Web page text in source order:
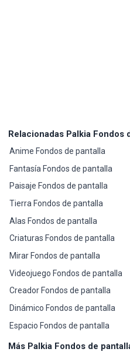
Relacionadas Palkia Fondos
Anime Fondos de pantalla
Fantasía Fondos de pantalla
Paisaje Fondos de pantalla
Tierra Fondos de pantalla
Alas Fondos de pantalla
Criaturas Fondos de pantalla
Mirar Fondos de pantalla
Videojuego Fondos de pantalla
Creador Fondos de pantalla
Dinámico Fondos de pantalla
Espacio Fondos de pantalla
Más Palkia Fondos de